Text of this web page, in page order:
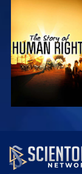
観る
観る